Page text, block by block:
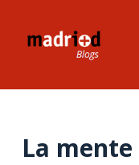
La mente